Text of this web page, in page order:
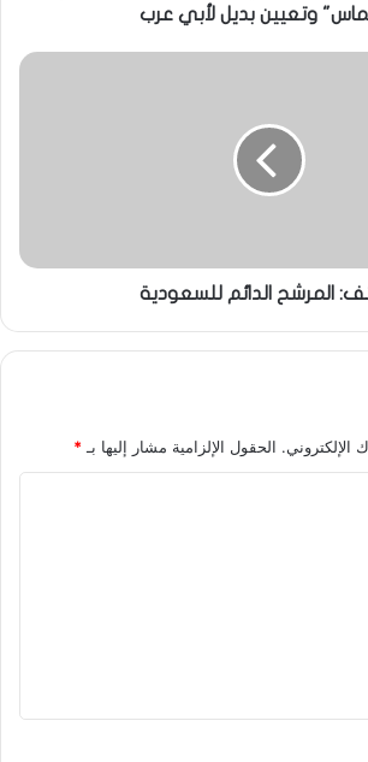
وتعيين بديل لأبي عرب
المرشح الدائم للسعودية
الإلكتروني. الحقول الإلزامية مشار إليها بـ*